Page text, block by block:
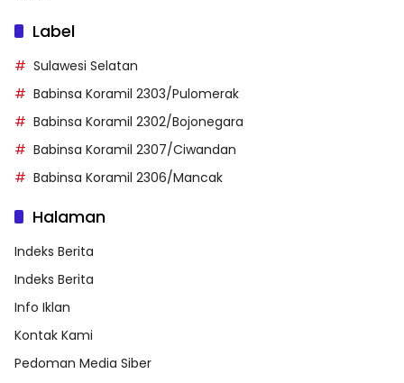
Label
Sulawesi Selatan
Babinsa Koramil 2303/Pulomerak
Babinsa Koramil 2302/Bojonegara
Babinsa Koramil 2307/Ciwandan
Babinsa Koramil 2306/Mancak
Halaman
Indeks Berita
Indeks Berita
Info Iklan
Kontak Kami
Pedoman Media Siber